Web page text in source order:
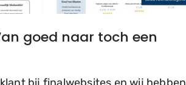
goed naar toch een